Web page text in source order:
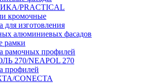
PRACTICAL
кромочные
для изготовления
алюминиевых фасадов
рамки
рамочных профилей
270/NEAPOL 270
профилей
CONECTA